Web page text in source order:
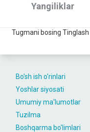
Bo'sh ish o'rinlari
Yoshlar siyosati
Umumiy ma'lumotlar
Tuzilma
Boshqarma bo'limlari
Yangiliklar
Tugmani bosing Tinglash